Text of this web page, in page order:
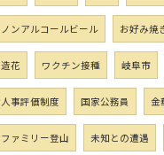
ノンアルコールビール お好み焼
造花 ワクチン接種 岐阜市
人事評価制度 国家公務員 金
ファミリー登山 未知との遭遇